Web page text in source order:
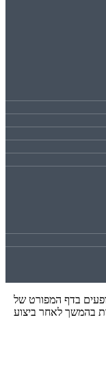
בדף המפורט של
בהמשך לאחר ביצוע